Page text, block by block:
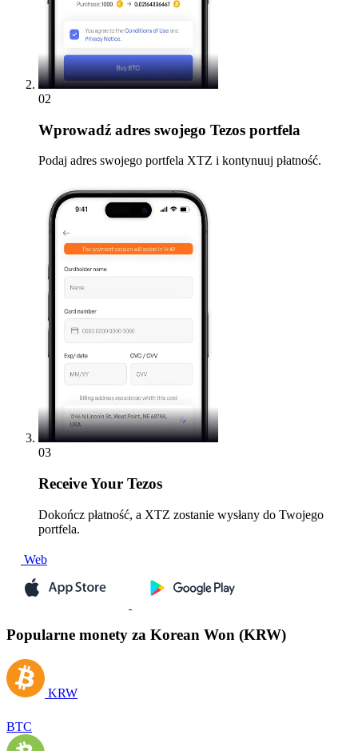
02
Wprowadź adres swojego Tezos portfela
Podaj adres swojego portfela XTZ i kontynuuj płatność.
03
ReceiveYour Tezos
Dokończ płatność, a XTZ zostanie wysłany do Twojego
portfela.
Web
Popularne monety za Korean Won (KRW)
KRW
BTC